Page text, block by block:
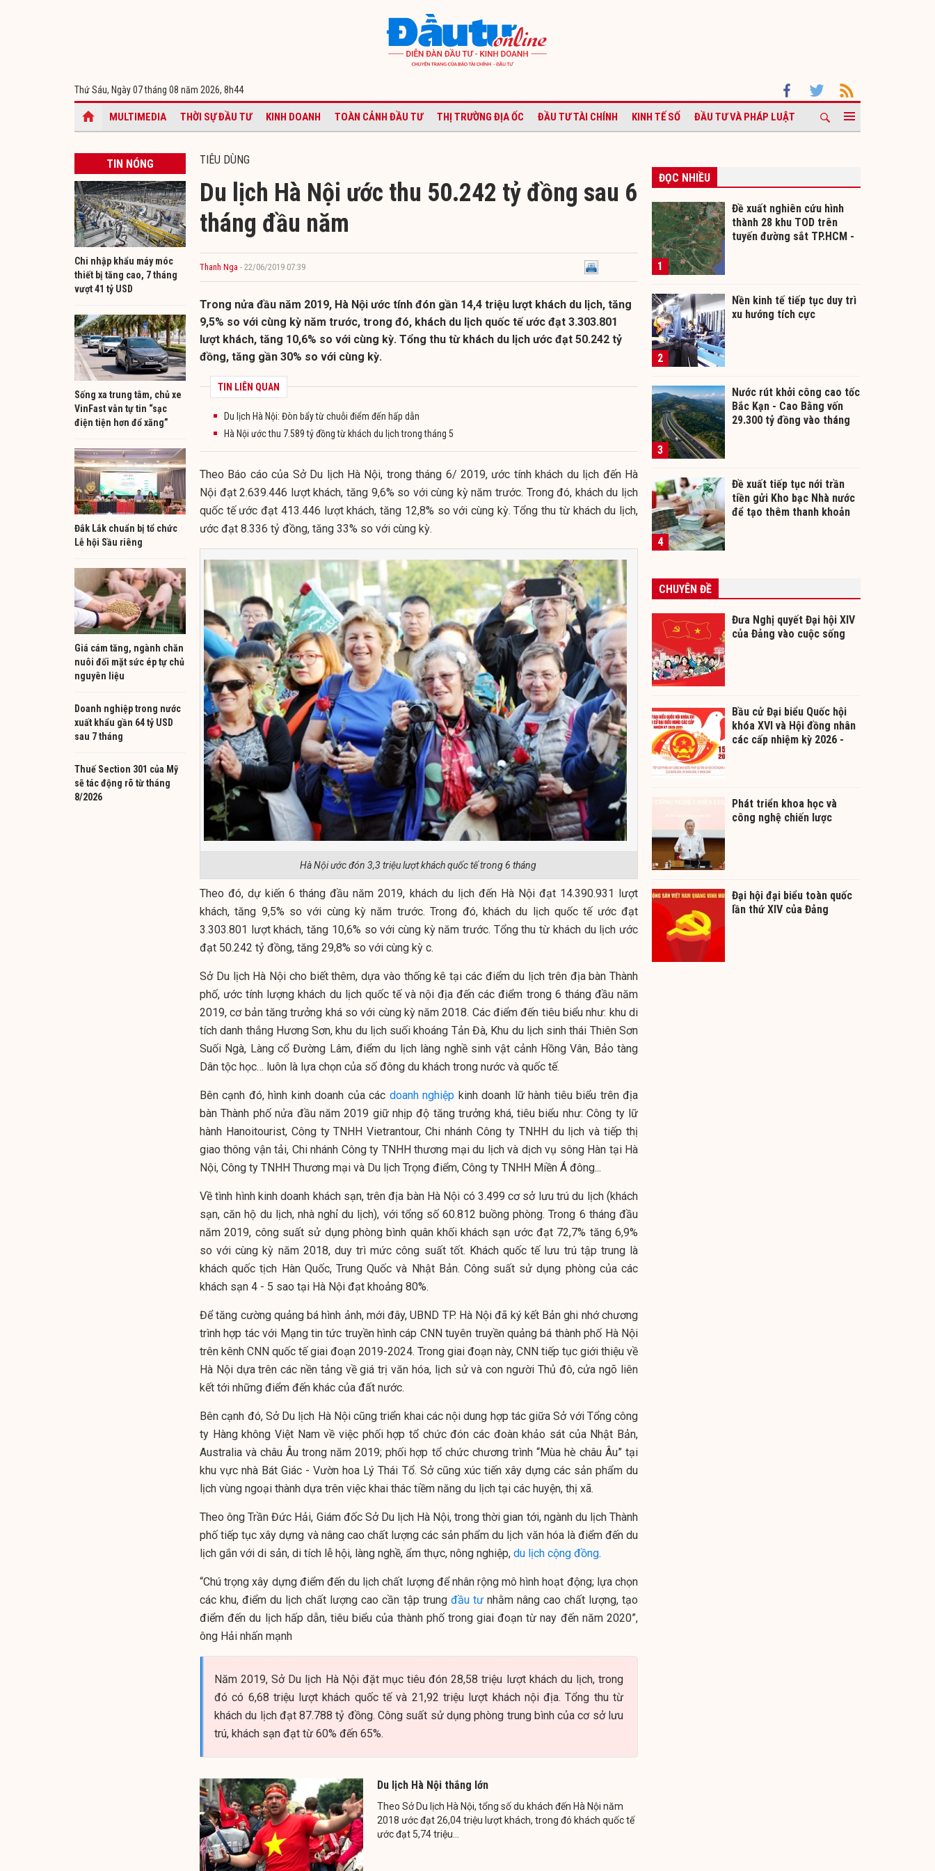
Thứ Sáu, Ngày 07 tháng 08 năm 2026, 8h44
MULTIMEDIA THỜI SỰ ĐẦU TƯ KINH DOANH TOÀN CẢNH ĐẦU TƯ THỊ TRƯỜNG ĐỊA ỐC ĐẦU TƯ TÀI CHÍNH KINH TẾ SỐ ĐẦU TƯ VÀ PHÁP LUẬT
TIN NÓNG
Chi nhập khẩu máy móc
thiết bị tăng cao, 7 tháng
vượt 41 tỷ USD
Sống xa trung tâm, chủ xe
VinFast vẫn tự tin “sạc
điện tiện hơn đổ xăng”
Đắk Lắk chuẩn bị tổ chức
Lễ hội Sầu riêng
Giá cám tăng, ngành chăn
nuôi đối mặt sức ép tự chủ
nguyên liệu
Doanh nghiệp trong nước
xuất khẩu gần 64 tỷ USD
sau 7 tháng
Thuế Section 301 của Mỹ
sẽ tác động rõ từ tháng
8/2026
TIÊU DÙNG
Du lịch Hà Nội ước thu 50.242 tỷ đồng sau 6
tháng đầu năm
Thanh Nga - 22/06/2019 07:39
Trong nửa đầu năm 2019, Hà Nội ước tính đón gần 14,4 triệu lượt khách du lịch, tăng
9,5% so với cùng kỳ năm trước, trong đó, khách du lịch quốc tế ước đạt 3.303.801
lượt khách, tăng 10,6% so với cùng kỳ. Tổng thu từ khách du lịch ước đạt 50.242 tỷ
đồng, tăng gần 30% so với cùng kỳ.
TIN LIÊN QUAN
Du lịch Hà Nội: Đòn bẩy từ chuỗi điểm đến hấp dẫn
Hà Nội ước thu 7.589 tỷ đồng từ khách du lịch trong tháng 5
Theo Báo cáo của Sở Du lịch Hà Nội, trong tháng 6/ 2019, ước tính khách du lịch đến Hà
Nội đạt 2.639.446 lượt khách, tăng 9,6% so với cùng kỳ năm trước. Trong đó, khách du lịch
quốc tế ước đạt 413.446 lượt khách, tăng 12,8% so với cùng kỳ. Tổng thu từ khách du lịch,
ước đạt 8.336 tỷ đồng, tăng 33% so với cùng kỳ.
Hà Nội ước đón 3,3 triệu lượt khách quốc tế trong 6 tháng
Theo đó, dự kiến 6 tháng đầu năm 2019, khách du lịch đến Hà Nội đạt 14.390.931 lượt
khách, tăng 9,5% so với cùng kỳ năm trước. Trong đó, khách du lịch quốc tế ước đạt
3.303.801 lượt khách, tăng 10,6% so với cùng kỳ năm trước. Tổng thu từ khách du lịch ước
đạt 50.242 tỷ đồng, tăng 29,8% so với cùng kỳ c.
Sở Du lịch Hà Nội cho biết thêm, dựa vào thống kê tại các điểm du lịch trên địa bàn Thành
phố, ước tính lượng khách du lịch quốc tế và nội địa đến các điểm trong 6 tháng đầu năm
2019, cơ bản tăng trưởng khá so với cùng kỳ năm 2018. Các điểm đến tiêu biểu như: khu di
tích danh thắng Hương Sơn, khu du lịch suối khoáng Tản Đà, Khu du lịch sinh thái Thiên Sơn
Suối Ngà, Làng cổ Đường Lâm, điểm du lịch làng nghề sinh vật cảnh Hồng Vân, Bảo tàng
Dân tộc học… luôn là lựa chọn của số đông du khách trong nước và quốc tế.
Bên cạnh đó, hình kinh doanh của các doanh nghiệp kinh doanh lữ hành tiêu biểu trên địa
bàn Thành phố nửa đầu năm 2019 giữ nhịp độ tăng trưởng khá, tiêu biểu như: Công ty lữ
hành Hanoitourist, Công ty TNHH Vietrantour, Chi nhánh Công ty TNHH du lịch và tiếp thị
giao thông vận tải, Chi nhánh Công ty TNHH thương mại du lịch và dịch vụ sông Hàn tại Hà
Nội, Công ty TNHH Thương mại và Du lịch Trọng điểm, Công ty TNHH Miền Á đông...
Về tình hình kinh doanh khách sạn, trên địa bàn Hà Nội có 3.499 cơ sở lưu trú du lịch (khách
sạn, căn hộ du lịch, nhà nghỉ du lịch), với tổng số 60.812 buồng phòng. Trong 6 tháng đầu
năm 2019, công suất sử dụng phòng bình quân khối khách sạn ước đạt 72,7% tăng 6,9%
so với cùng kỳ năm 2018, duy trì mức công suất tốt. Khách quốc tế lưu trú tập trung là
khách quốc tịch Hàn Quốc, Trung Quốc và Nhật Bản. Công suất sử dụng phòng của các
khách sạn 4 - 5 sao tại Hà Nội đạt khoảng 80%.
Để tăng cường quảng bá hình ảnh, mới đây, UBND TP. Hà Nội đã ký kết Bản ghi nhớ chương
trình hợp tác với Mạng tin tức truyền hình cáp CNN tuyên truyền quảng bá thành phố Hà Nội
trên kênh CNN quốc tế giai đoạn 2019-2024. Trong giai đoạn này, CNN tiếp tục giới thiệu về
Hà Nội dựa trên các nền tảng về giá trị văn hóa, lịch sử và con người Thủ đô, cửa ngõ liên
kết tới những điểm đến khác của đất nước.
Bên cạnh đó, Sở Du lịch Hà Nội cũng triển khai các nội dung hợp tác giữa Sở với Tổng công
ty Hàng không Việt Nam về việc phối hợp tổ chức đón các đoàn khảo sát của Nhật Bản,
Australia và châu Âu trong năm 2019; phối hợp tổ chức chương trình “Mùa hè châu Âu” tại
khu vực nhà Bát Giác - Vườn hoa Lý Thái Tổ. Sở cũng xúc tiến xây dựng các sản phẩm du
lịch vùng ngoại thành dựa trên việc khai thác tiềm năng du lịch tại các huyện, thị xã.
Theo ông Trần Đức Hải, Giám đốc Sở Du lịch Hà Nội, trong thời gian tới, ngành du lịch Thành
phố tiếp tục xây dựng và nâng cao chất lượng các sản phẩm du lịch văn hóa là điểm đến du
lịch gắn với di sản, di tích lễ hội, làng nghề, ẩm thực, nông nghiệp, du lịch cộng đồng.
“Chú trọng xây dựng điểm đến du lịch chất lượng để nhân rộng mô hình hoạt động; lựa chọn
các khu, điểm du lịch chất lượng cao cần tập trung đầu tưnhằm nâng cao chất lượng, tạo
điểm đến du lịch hấp dẫn, tiêu biểu của thành phố trong giai đoạn từ nay đến năm 2020”,
ông Hải nhấn mạnh
Năm 2019, Sở Du lịch Hà Nội đặt mục tiêu đón 28,58 triệu lượt khách du lịch, trong
đó có 6,68 triệu lượt khách quốc tế và 21,92 triệu lượt khách nội địa. Tổng thu từ
khách du lịch đạt 87.788 tỷ đồng. Công suất sử dụng phòng trung bình của cơ sở lưu
trú, khách sạn đạt từ 60% đến 65%.
Du lịch Hà Nội thắng lớn
Theo Sở Du lịch Hà Nội, tổng số du khách đến Hà Nội năm
2018 ước đạt 26,04 triệu lượt khách, trong đó khách quốc tế
ước đạt 5,74 triệu...
ĐỌC NHIỀU
1
Đề xuất nghiên cứu hình
thành 28 khu TOD trên
tuyến đường sắt TP.HCM -
2
Nền kinh tế tiếp tục duy trì
xu hướng tích cực
3
Nước rút khởi công cao tốc
Bắc Kạn - Cao Bằng vốn
29.300 tỷ đồng vào tháng
4
Đề xuất tiếp tục nới trần
tiền gửi Kho bạc Nhà nước
để tạo thêm thanh khoản
CHUYÊN ĐỀ
Đưa Nghị quyết Đại hội XIV
của Đảng vào cuộc sống
Bầu cử Đại biểu Quốc hội
khóa XVI và Hội đồng nhân
các cấp nhiệm kỳ 2026 -
Phát triển khoa học và
công nghệ chiến lược
Đại hội đại biểu toàn quốc
lần thứ XIV của Đảng